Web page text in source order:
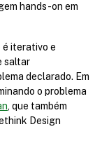
hands-on em
é iterativo e
saltar
declarado. Em
o problema
, que também
Design